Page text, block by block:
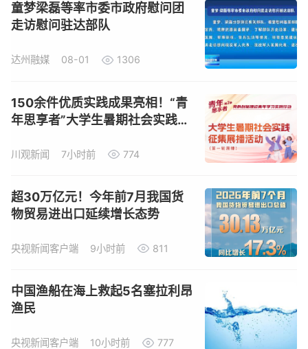
童梦梁磊等率市委市政府慰问团
走访慰问驻达部队
达州融媒 08-01 1306
150余件优质实践成果亮相！“青
年思享者”大学生暑期社会实践征
川观新闻 7小时前 774
超30万亿元！今年前7月我国货
物贸易进出口延续增长态势
央视新闻客户端 9小时前 811
中国渔船在海上救起5名塞拉利昂
渔民
央视新闻客户端 10小时前 777